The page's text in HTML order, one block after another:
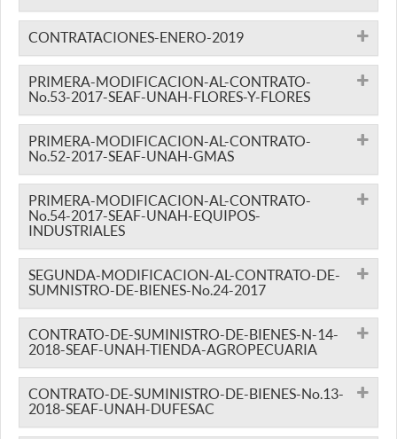
CONTRATACIONES-ENERO-2019
PRIMERA-MODIFICACION-AL-CONTRATO-
No.53-2017-SEAF-UNAH-FLORES-Y-FLORES
PRIMERA-MODIFICACION-AL-CONTRATO-
No.52-2017-SEAF-UNAH-GMAS
PRIMERA-MODIFICACION-AL-CONTRATO-
No.54-2017-SEAF-UNAH-EQUIPOS-
INDUSTRIALES
SEGUNDA-MODIFICACION-AL-CONTRATO-DE-
SUMNISTRO-DE-BIENES-No.24-2017
CONTRATO-DE-SUMINISTRO-DE-BIENES-N-14-
2018-SEAF-UNAH-TIENDA-AGROPECUARIA
CONTRATO-DE-SUMINISTRO-DE-BIENES-No.13-
2018-SEAF-UNAH-DUFESAC